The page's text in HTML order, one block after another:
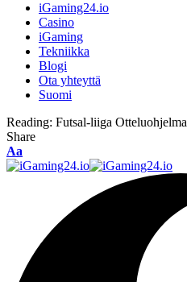
iGaming24.io
Casino
iGaming
Tekniikka
Blogi
Ota yhteyttä
Suomi
Reading: Futsal-liiga Otteluohjelma
Share
Aa